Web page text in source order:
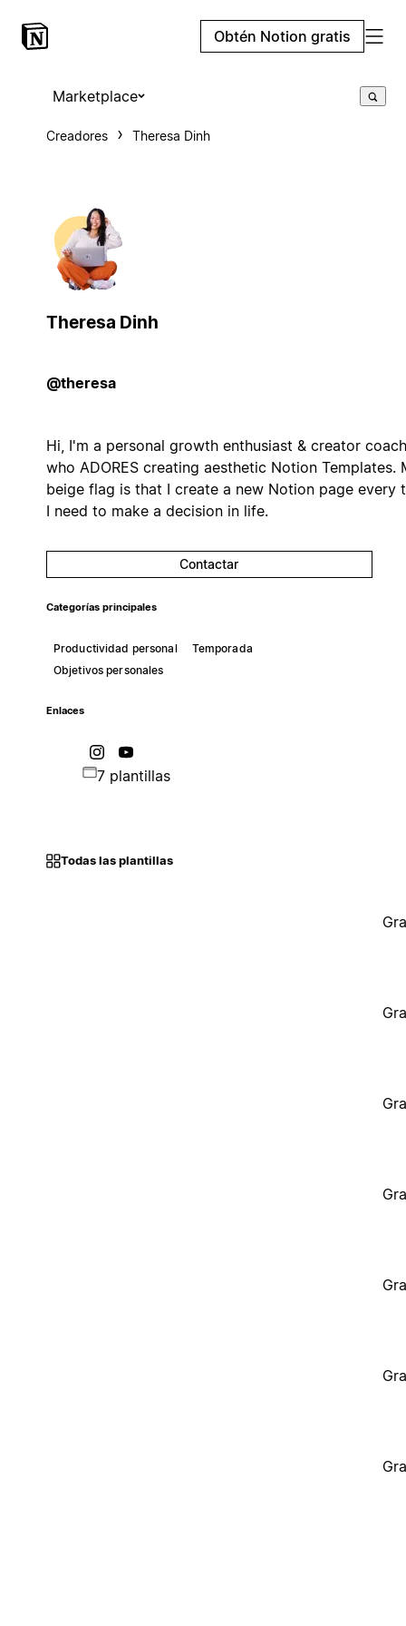
Obtén Notion gratis
Marketplace
Creadores Theresa Dinh
Theresa Dinh
@theresa
Hi, I'm a personal growth enthusiast & creator
who ADORES creating aesthetic Notion Templates.
beige flag is that I create a new Notion page every
I need to make a decision in life.
Contactar
Categorías principales
Productividad personal
Temporada
Objetivos personales
Enlaces
7 plantillas
Todas las plantillas